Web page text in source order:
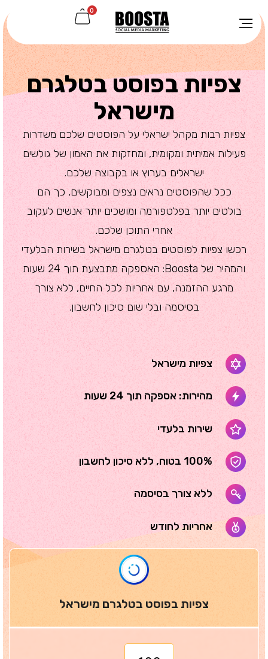
0
צפיות בפוסט בטלגרם
מישראל
צפיות רבות מקהל ישראלי על הפוסטים שלכם משדרות
פעילות אמיתית ומקומית, ומחזקות את האמון של גולשים
ישראלים בערוץ או בקבוצה שלכם.
ככל שהפוסטים נראים נצפים ומבוקשים, כך הם
בולטים יותר בפלטפורמה ומושכים יותר אנשים לעקוב
אחרי התוכן שלכם.
רכשו צפיות לפוסטים בטלגרם מישראל בשירות הבלעדי
והמהיר של Boosta: האספקה מתבצעת תוך 24 שעות
מרגע ההזמנה, עם אחריות לכל החיים, ללא צורך
בסיסמה ובלי שום סיכון לחשבון.
צפיות מישראל
מהירות: אספקה תוך 24 שעות
שירות בלעדי
100% בטוח, ללא סיכון לחשבון
ללא צורך בסיסמה
אחריות לחודש
צפיות בפוסט בטלגרם מישראל